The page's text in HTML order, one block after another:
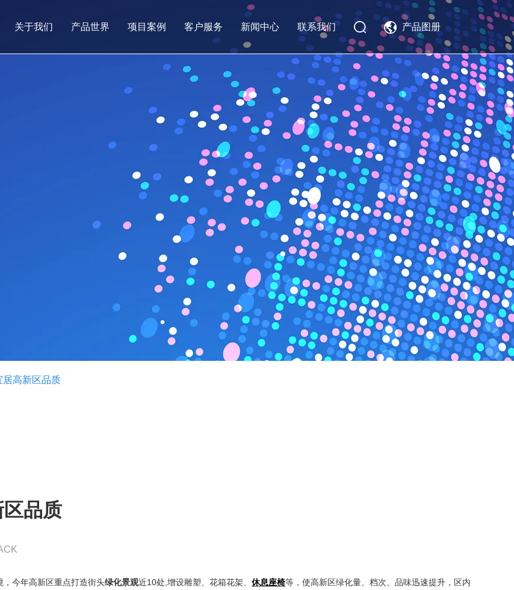
关于我们 产品世界 项目案例 客户服务 新闻中心 联系我们 产品图册
居高新区品质
品质
今年高新区重点打造街头绿化景观近10处,增设雕塑、花箱花架、 休息座椅等，使高新区绿化量、档次、品味迅速提升，区内